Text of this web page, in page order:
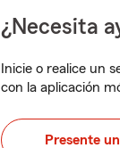
¿Necesita
Inicie o realice un
con la aplicación
Presente